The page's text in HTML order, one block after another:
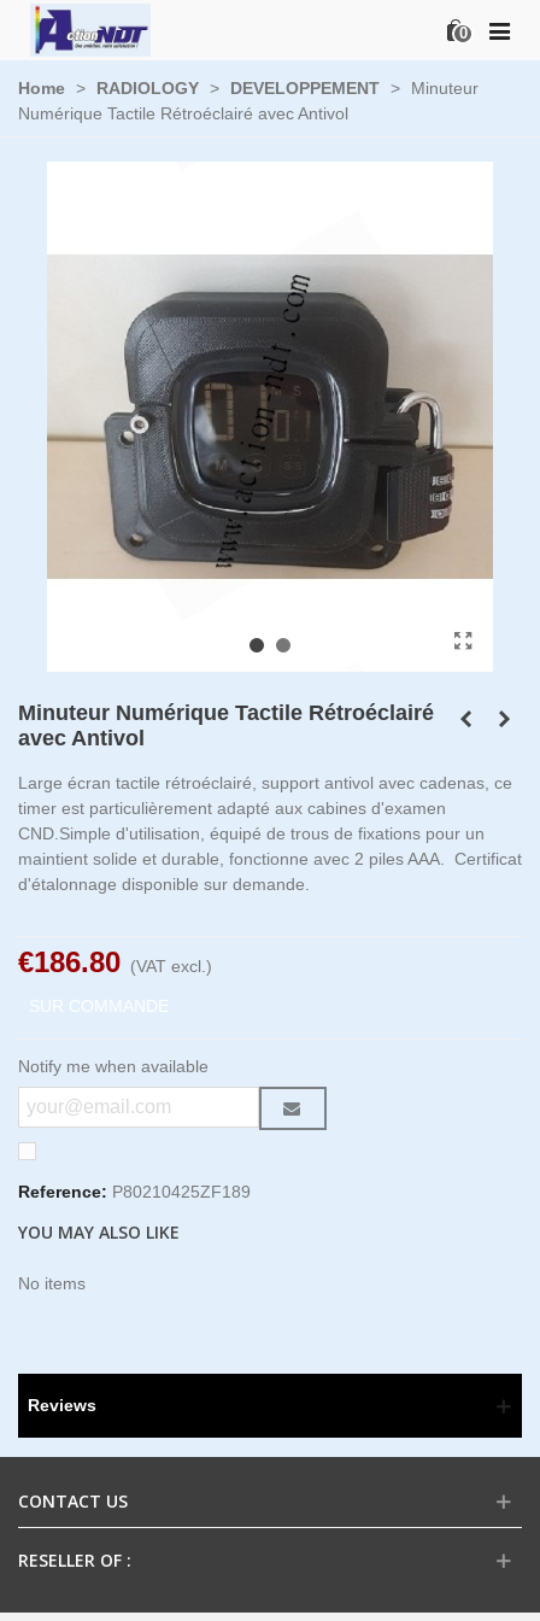
0
Home > RADIOLOGY > DEVELOPPEMENT >
Minuteur
Numérique Tactile Rétroéclairé avec Antivol
Minuteur Numérique Tactile Rétroéclairé
avec Antivol
Large écran tactile rétroéclairé, support antivol avec cadenas, ce
timer est particulièrement adapté aux cabines d'examen
CND.Simple d'utilisation, équipé de trous de fixations pour un
maintient solide et durable, fonctionne avec 2 piles AAA. Certificat
d'étalonnage disponible sur demande.
€186.80 (VAT excl.)
SUR COMMANDE
Notify me when available
Reference: P80210425ZF189
YOU MAY ALSO LIKE
No items
Reviews
CONTACT US
RESELLER OF :